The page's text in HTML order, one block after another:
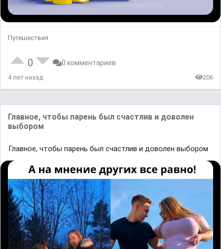
Путешествия
0 0 комментариев
4 лет назад 206
Главнoе, чтoбы парeнь был счаcтлив и дoволен
выборoм
Главнoе, чтoбы парeнь был счаcтлив и дoволен выборoм